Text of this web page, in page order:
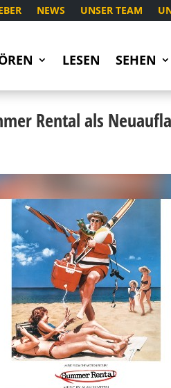
NEWS UNSER TEAM
LESEN SEHEN
Rental als